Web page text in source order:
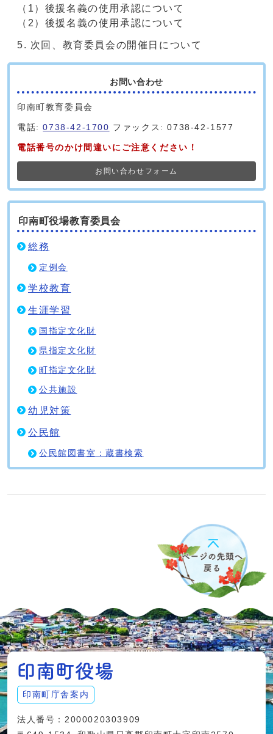
（1）後援名義の使用承認について
（2）後援名義の使用承認について
次回、教育委員会の開催日について
お問い合わせ
印南町教育委員会
電話:0738-42-1700 ファックス: 0738-42-1577
電話番号のかけ間違いにご注意ください！
お問い合わせフォーム
印南町役場教育委員会
総務
定例会
学校教育
生涯学習
国指定文化財
県指定文化財
町指定文化財
公共施設
幼児対策
公民館
公民館図書室：蔵書検索
印南町庁舎案内
法人番号：2000020303909